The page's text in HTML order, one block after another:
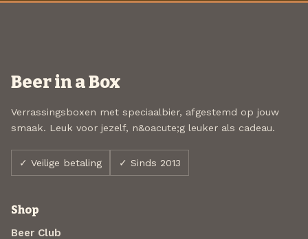
Beer in a Box
Verrassingsboxen met speciaalbier, afgestemd op jouw
smaak. Leuk voor jezelf, n&oacute;g leuker als cadeau.
✓ Veilige betaling ✓ Sinds 2013
Shop
Beer Club